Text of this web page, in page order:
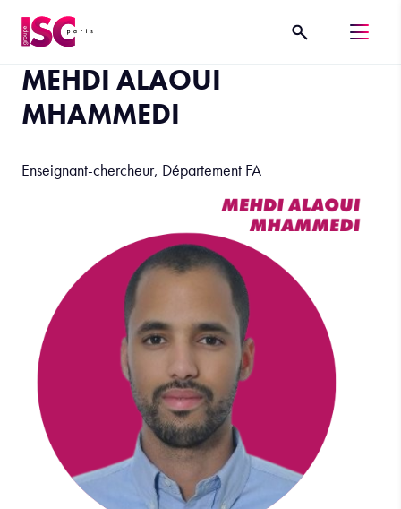
MEHDI ALAOUI
MHAMMEDI
Enseignant-chercheur, Département FA